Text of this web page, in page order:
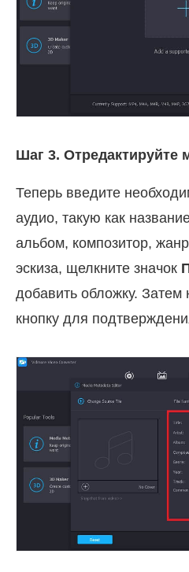
Шаг 3. Отредактируйте
Теперь введите
аудио, такую как
альбом, композитор,
эскиза, щелкните значок
добавить обложку. Затем
кнопку для